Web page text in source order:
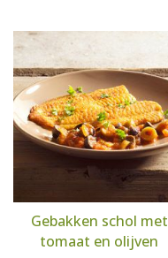
Gebakken schol met
tomaat en olijven